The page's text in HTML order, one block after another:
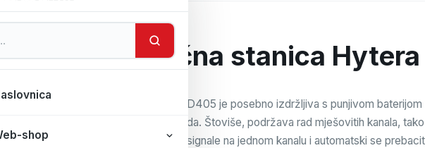
shop
Ručna stanica
Hytera PD405 je posebno izdržljiva s punjivom
načinu rada. Štoviše, podržava rad mješovitih kanala,
digitalne signale na jednom kanalu i automatski se